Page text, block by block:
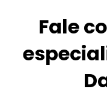
Fale